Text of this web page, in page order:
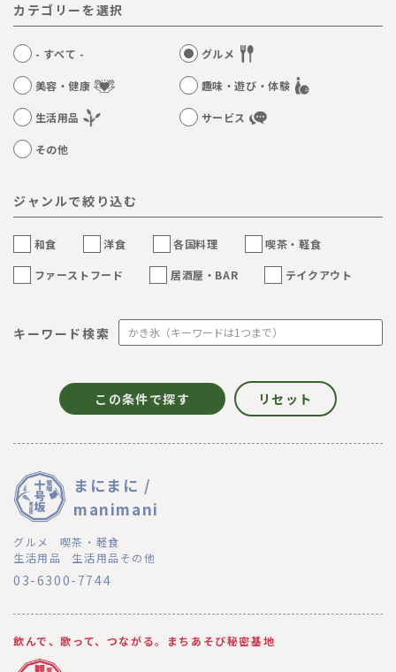
カテゴリーを選択
- すべて - グルメ
美容・健康 趣味・遊び・体験
生活用品 サービス
その他
ジャンルで絞り込む
和食 洋食 各国料理 喫茶・軽食
ファーストフード 居酒屋・BAR テイクアウト
キーワード検索
まにまに /
manimani
グルメ
喫茶・軽食
生活用品
生活用品その他
03-6300-7744
飲んで、歌って、つながる。まちあそび秘密基地